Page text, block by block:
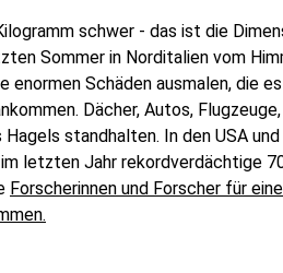
schwer - das ist die
Sommer in Norditalien vom
enormen Schäden ausmalen, die
Dächer, Autos,
standhalten. In den USA und
letzten Jahr rekordverdächtige
Forscherinnen und Forscher für